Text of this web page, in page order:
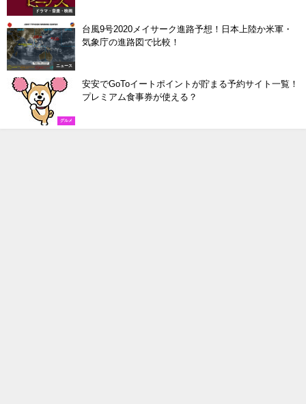
ドラマ・音楽・映画
ニュース
台風9号2020メイサーク進路予想！日本上陸か米軍・
気象庁の進路図で比較！
グルメ
安安でGoToイートポイントが貯まる予約サイト一覧！
プレミアム食事券が使える？